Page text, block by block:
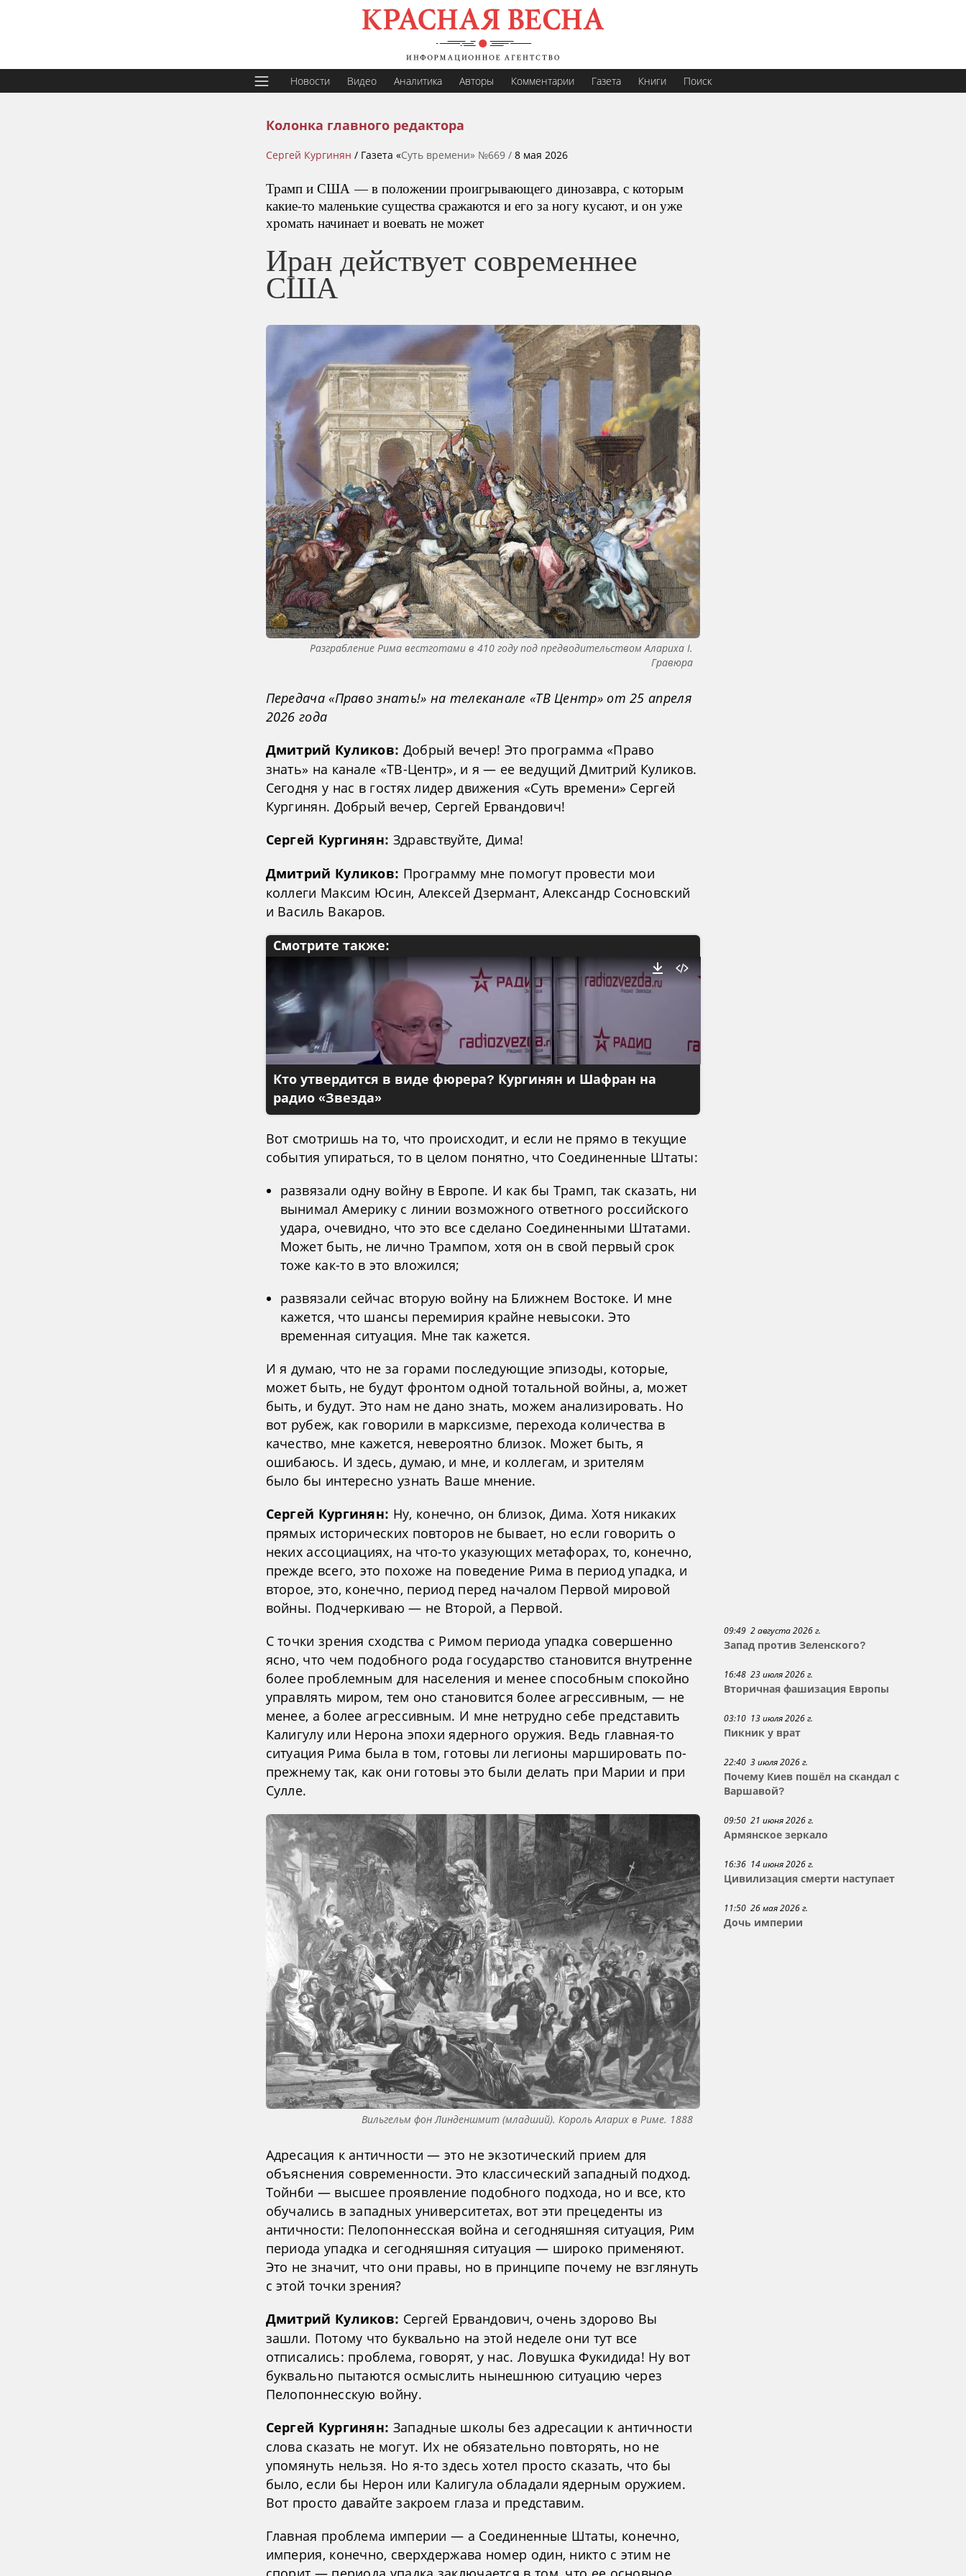
Новости Видео Аналитика Авторы Комментарии Газета Книги Поиск
Колонка главного редактора
Сергей Кургинян / Газета «Суть времени» №669 / 8 мая 2026
Трамп и США — в положении проигрывающего динозавра, с которым
какие-то маленькие существа сражаются и его за ногу кусают, и он уже
хромать начинает и воевать не может
Иран действует современнее
США
Разграбление Рима вестготами в 410 году под предводительством Алариха I.
Гравюра
Передача «Право знать!» на телеканале «ТВ Центр» от 25 апреля
2026 года
Дмитрий Куликов: Добрый вечер! Это программа «Право
знать» на канале «ТВ-Центр», и я — ее ведущий Дмитрий Куликов.
Сегодня у нас в гостях лидер движения «Суть времени» Сергей
Кургинян. Добрый вечер, Сергей Ервандович!
Сергей Кургинян: Здравствуйте, Дима!
Дмитрий Куликов: Программу мне помогут провести мои
коллеги Максим Юсин, Алексей Дзермант, Александр Сосновский
и Василь Вакаров.
Смотрите также:
Кто утвердится в виде фюрера? Кургинян и Шафран на
радио «Звезда»
Вот смотришь на то, что происходит, и если не прямо в текущие
события упираться, то в целом понятно, что Соединенные Штаты:
развязали одну войну в Европе. И как бы Трамп, так сказать, ни
вынимал Америку с линии возможного ответного российского
удара, очевидно, что это все сделано Соединенными Штатами.
Может быть, не лично Трампом, хотя он в свой первый срок
тоже как-то в это вложился;
развязали сейчас вторую войну на Ближнем Востоке. И мне
кажется, что шансы перемирия крайне невысоки. Это
временная ситуация. Мне так кажется.
И я думаю, что не за горами последующие эпизоды, которые,
может быть, не будут фронтом одной тотальной войны, а, может
быть, и будут. Это нам не дано знать, можем анализировать. Но
вот рубеж, как говорили в марксизме, перехода количества в
качество, мне кажется, невероятно близок. Может быть, я
ошибаюсь. И здесь, думаю, и мне, и коллегам, и зрителям
было бы интересно узнать Ваше мнение.
Сергей Кургинян: Ну, конечно, он близок, Дима. Хотя никаких
прямых исторических повторов не бывает, но если говорить о
неких ассоциациях, на что-то указующих метафорах, то, конечно,
прежде всего, это похоже на поведение Рима в период упадка, и
второе, это, конечно, период перед началом Первой мировой
войны. Подчеркиваю — не Второй, а Первой.
С точки зрения сходства с Римом периода упадка совершенно
ясно, что чем подобного рода государство становится внутренне
более проблемным для населения и менее способным спокойно
управлять миром, тем оно становится более агрессивным, — не
менее, а более агрессивным. И мне нетрудно себе представить
Калигулу или Нерона эпохи ядерного оружия. Ведь главная-то
ситуация Рима была в том, готовы ли легионы маршировать по-
прежнему так, как они готовы это были делать при Марии и при
Сулле.
Вильгельм фон Линденшмит (младший). Король Аларих в Риме. 1888
Адресация к античности — это не экзотический прием для
объяснения современности. Это классический западный подход.
Тойнби — высшее проявление подобного подхода, но и все, кто
обучались в западных университетах, вот эти прецеденты из
античности: Пелопоннесская война и сегодняшняя ситуация, Рим
периода упадка и сегодняшняя ситуация — широко применяют.
Это не значит, что они правы, но в принципе почему не взглянуть
с этой точки зрения?
Дмитрий Куликов: Сергей Ервандович, очень здорово Вы
зашли. Потому что буквально на этой неделе они тут все
отписались: проблема, говорят, у нас. Ловушка Фукидида! Ну вот
буквально пытаются осмыслить нынешнюю ситуацию через
Пелопоннесскую войну.
Сергей Кургинян: Западные школы без адресации к античности
слова сказать не могут. Их не обязательно повторять, но не
упомянуть нельзя. Но я-то здесь хотел просто сказать, что бы
было, если бы Нерон или Калигула обладали ядерным оружием.
Вот просто давайте закроем глаза и представим.
Главная проблема империи — а Соединенные Штаты, конечно,
империя, конечно, сверхдержава номер один, никто с этим не
09:49 2 августа 2026 г.
Запад против Зеленского?
16:48 23 июля 2026 г.
Вторичная фашизация Европы
03:10 13 июля 2026 г.
Пикник у врат
22:40 3 июля 2026 г.
Почему Киев пошёл на скандал с
Варшавой?
09:50 21 июня 2026 г.
Армянское зеркало
16:36 14 июня 2026 г.
Цивилизация смерти наступает
11:50 26 мая 2026 г.
Дочь империи